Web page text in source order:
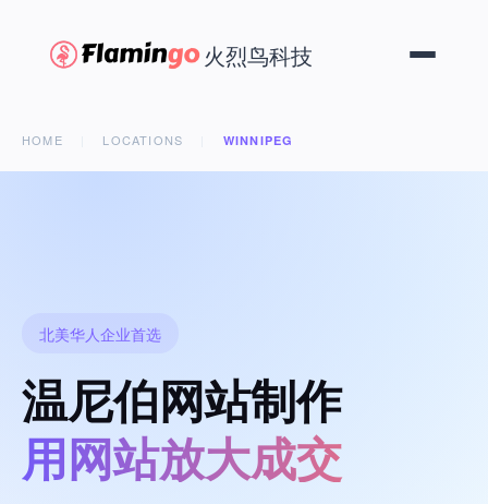
火烈鸟科技
HOME LOCATIONS WINNIPEG
北美华人企业首选
温尼伯网站制作
用网站放大成交